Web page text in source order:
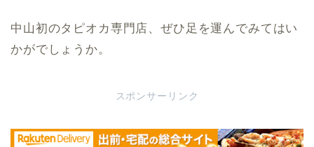
中山初のタピオカ専門店、ぜひ足を運んでみてはい
かがでしょうか。
スポンサーリンク